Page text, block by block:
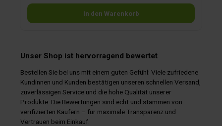
In den Warenkorb
Unser Shop ist hervorragend bewertet
Bestellen Sie bei uns mit einem guten Gefühl: Viele zufriedene
Kundinnen und Kunden bestätigen unseren schnellen Versand,
zuverlässigen Service und die hohe Qualität unserer
Produkte. Die Bewertungen sind echt und stammen von
verifizierten Käufern – für maximale Transparenz und
Vertrauen beim Einkauf.